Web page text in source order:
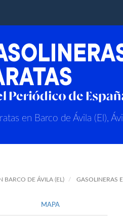
en Barco de Ávila (El),
BARCO DE ÁVILA (EL) GASOLINERAS
MAPA